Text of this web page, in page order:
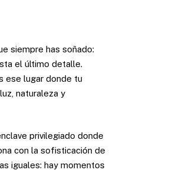
siempre has soñado:
el último detalle.
ese lugar donde tu
naturaleza y
privilegiado donde
con la sofisticación de
iguales: hay momentos